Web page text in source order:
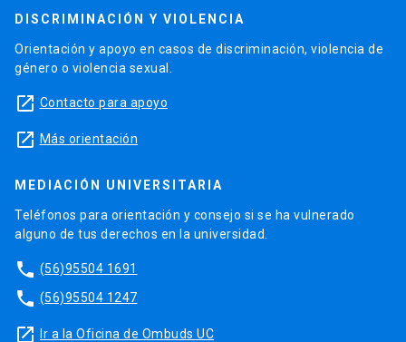
DISCRIMINACIÓN Y VIOLENCIA
Orientación y apoyo en casos de discriminación, violencia de
género o violencia sexual.
launch Contacto para apoyo
launch Más orientación
MEDIACIÓN UNIVERSITARIA
Teléfonos para orientación y consejo si se ha vulnerado
alguno de tus derechos en la universidad.
phone (56)95504 1691
phone (56)95504 1247
launch Ir a la Oficina de Ombuds UC